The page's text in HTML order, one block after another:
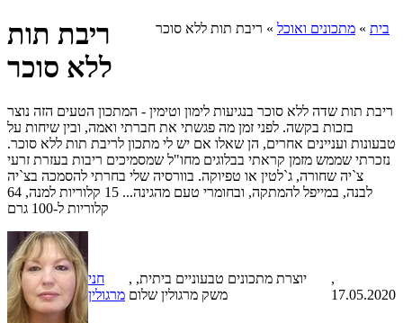
בית » מתכונים ואוכל » ריבת תות ללא סוכר
ריבת תות
ללא סוכר
ריבת תות שדה ללא סוכר בנגיעות לימון וטימין - המתכון הטעים הזה נוצר
בזכות בקשה. לפני זמן מה פגשתי את חברתי ואמה, ובין שיחות על
טבעונות ועניינים אחרים, הן שאלו אם יש לי מתכון לריבת תות ללא סוכר.
נזכרתי שממש מזמן קראתי בבלוגים מחו"ל שמסמיכים ריבות בעזרת זרעי
צ`יה שחורה, ג`לטין או טפיוקה. בוורסיה שלי בחרתי להסמכה בצ`יה
לבנה, במייפל להמתקה, ובחומרי טעם מהגינה... 15 קלוריות למנה, 64
קלוריות ל-100 גרם
חני
מרגולין
, יוצרת מתכונים טבעוניים ביתית,
משק מרגולין שלום
,
17.05.2020